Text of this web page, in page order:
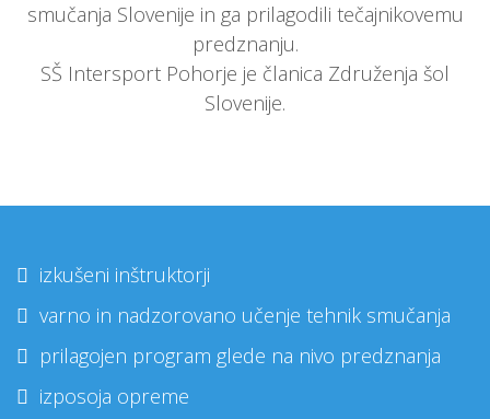
smučanja Slovenije in ga prilagodili tečajnikovemu
predznanju.
SŠ Intersport Pohorje je članica Združenja šol
Slovenije.
izkušeni inštruktorji
varno in nadzorovano učenje tehnik smučanja
prilagojen program glede na nivo predznanja
izposoja opreme